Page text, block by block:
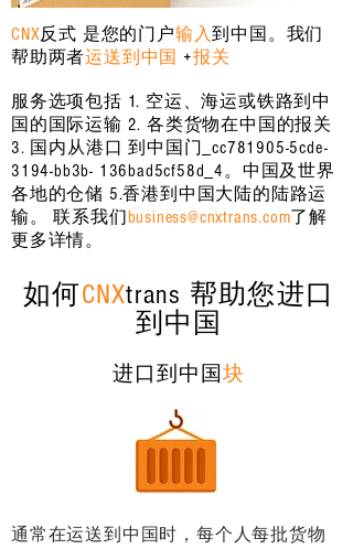
CNX反式 是您的门户输入到中国。我们
帮助两者运送到中国 +报关
服务选项包括 1. 空运、海运或铁路到中
国的国际运输 2. 各类货物在中国的报关
3. 国内从港口 到中国门_cc781905-5cde-
3194-bb3b- 136bad5cf58d_4。中国及世界
各地的仓储 5.香港到中国大陆的陆路运
输。联系我们business@cnxtrans.com了解
更多详情。
如何CNXtrans 帮助您进口
到中国
进口到中国块
通常在运送到中国时，每个人每批货物